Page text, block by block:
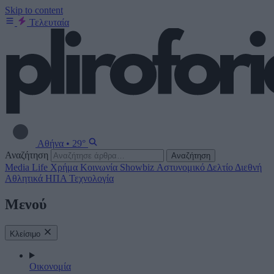
Skip to content
Τελευταία
Αθήνα • 29°
Αναζήτηση
Αναζήτηση
Media Life Χρήμα Κοινωνία Showbiz Αστυνομικό Δελτίο Διεθνή
Αθλητικά ΗΠΑ Τεχνολογία
Μενού
Κλείσιμο
Οικονομία